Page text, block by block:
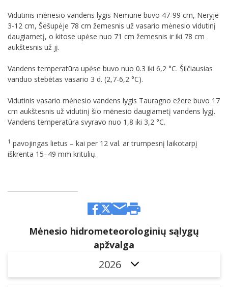
Mėnesio hidrometeorologinių sąlygų
apžvalga
2026
Vidutinis mėnesio vandens lygis Nemune buvo 47-99 cm, Neryje
3-12 cm, Šešupėje 78 cm žemesnis už vasario mėnesio vidutinį
daugiametį, o kitose upėse nuo 71 cm žemesnis ir iki 78 cm
aukštesnis už jį.
Vandens temperatūra upėse buvo nuo 0.3 iki 6,2 °C. Šilčiausias
vanduo stebėtas vasario 3 d. (2,7-6,2 °C).
Vidutinis vasario mėnesio vandens lygis Tauragno ežere buvo 17
cm aukštesnis už vidutinį šio mėnesio daugiametį vandens lygį.
Vandens temperatūra svyravo nuo 1,8 iki 3,2 °C.
1 pavojingas lietus – kai per 12 val. ar trumpesnį laikotarpį
iškrenta 15–49 mm kritulių.